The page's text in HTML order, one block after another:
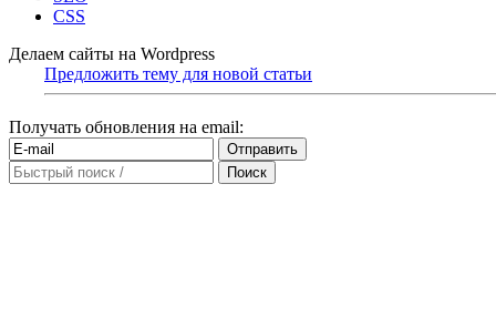
CSS
Делаем сайты на Wordpress
Предложить тему для новой статьи
Получать обновления на email: